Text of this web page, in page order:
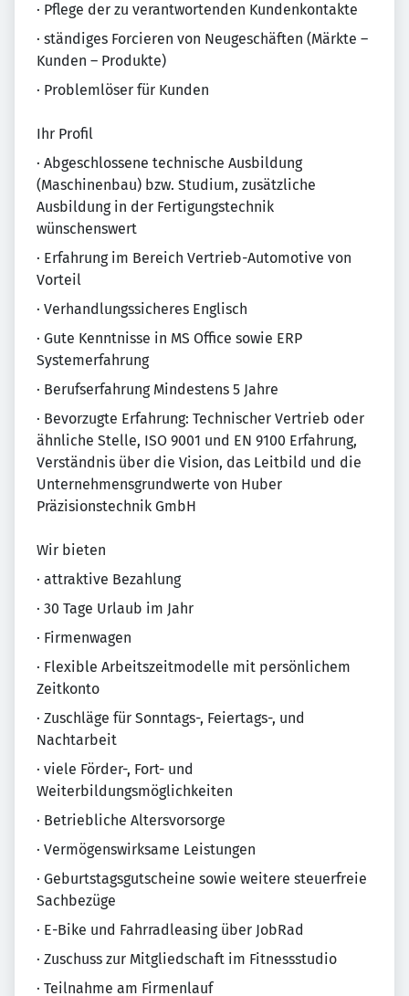
· Pflege der zu verantwortenden Kundenkontakte
· ständiges Forcieren von Neugeschäften (Märkte –
Kunden – Produkte)
· Problemlöser für Kunden
Ihr Profil
· Abgeschlossene technische Ausbildung
(Maschinenbau) bzw. Studium, zusätzliche
Ausbildung in der Fertigungstechnik
wünschenswert
· Erfahrung im Bereich Vertrieb-Automotive von
Vorteil
· Verhandlungssicheres Englisch
· Gute Kenntnisse in MS Office sowie ERP
Systemerfahrung
· Berufserfahrung Mindestens 5 Jahre
· Bevorzugte Erfahrung: Technischer Vertrieb oder
ähnliche Stelle, ISO 9001 und EN 9100 Erfahrung,
Verständnis über die Vision, das Leitbild und die
Unternehmensgrundwerte von Huber
Präzisionstechnik GmbH
Wir bieten
· attraktive Bezahlung
· 30 Tage Urlaub im Jahr
· Firmenwagen
· Flexible Arbeitszeitmodelle mit persönlichem
Zeitkonto
· Zuschläge für Sonntags-, Feiertags-, und
Nachtarbeit
· viele Förder-, Fort- und
Weiterbildungsmöglichkeiten
· Betriebliche Altersvorsorge
· Vermögenswirksame Leistungen
· Geburtstagsgutscheine sowie weitere steuerfreie
Sachbezüge
· E-Bike und Fahrradleasing über JobRad
· Zuschuss zur Mitgliedschaft im Fitnessstudio
· Teilnahme am Firmenlauf